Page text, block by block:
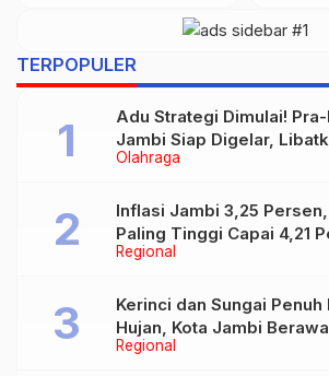
TERPOPULER
Olahraga
Adu Strategi Dimulai!
Jambi Siap Digelar,
Regional
Inflasi Jambi 3,25
Paling Tinggi Capai 4,21
Regional
Kerinci dan Sungai
Hujan, Kota Jambi